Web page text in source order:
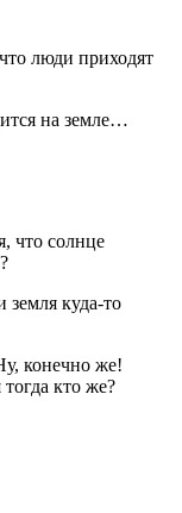
люди приходят
на земле…
что солнце
куда-то
конечно же!
кто же?